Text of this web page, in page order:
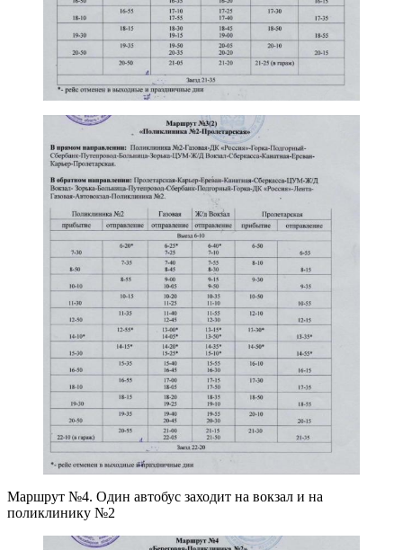
Маршрут №4. Один автобус заходит на вокзал и на
поликлинику №2